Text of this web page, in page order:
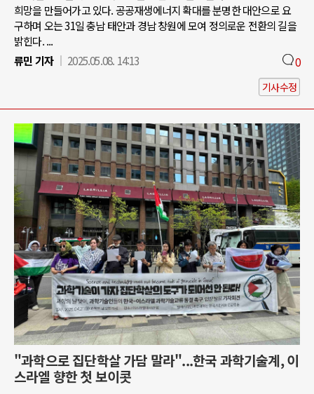
희망을 만들어가고 있다. 공공재생에너지 확대를 분명한 대안으로 요
구하며 오는 31일 충남 태안과 경남 창원에 모여 정의로운 전환의 길을
밝힌다. ...
류민 기자
2025.05.08. 14:13 0
기사수정
"과학으로 집단학살 가담 말라"...한국 과학기술계, 이
스라엘 향한 첫 보이콧